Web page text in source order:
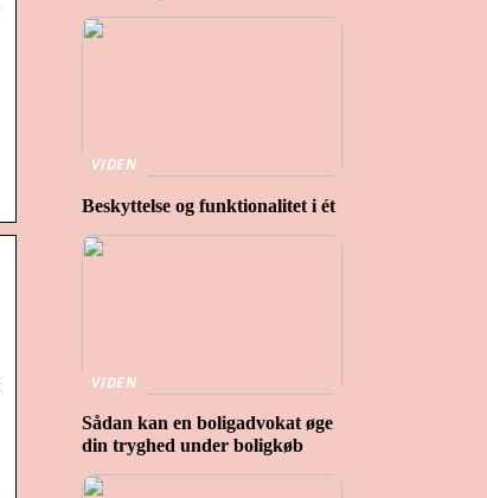
VIDEN
Beskyttelse og funktionalitet i ét
VIDEN
Sådan kan en boligadvokat øge
din tryghed under boligkøb